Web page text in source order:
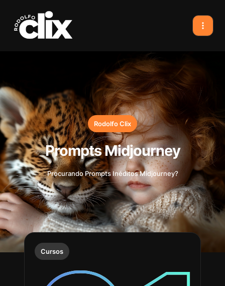
Rodolfo Clix
Prompts Midjourney
Procurando Prompts Inéditos Midjourney?
Cursos